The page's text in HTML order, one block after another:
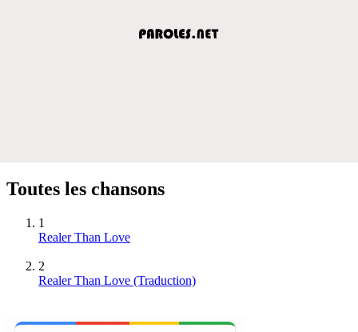
Toutes les chansons
1
Realer Than Love
2
Realer Than Love (Traduction)